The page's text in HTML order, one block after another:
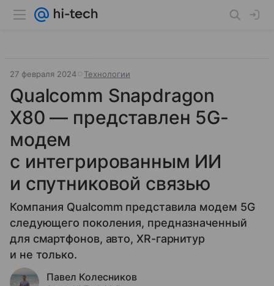
27 февраля 2024 Технологии
Qualcomm Snapdragon
X80 — представлен 5G-
модем
с интегрированным ИИ
и спутниковой связью
Компания Qualcomm представила модем 5G
следующего поколения, предназначенный
для смартфонов, авто, XR-гарнитур
и не только.
Павел Колесников